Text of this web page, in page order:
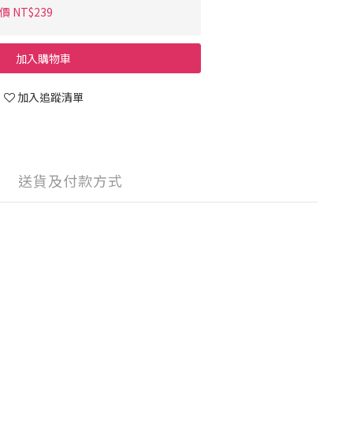
NT$239
加入購物車
加入追蹤清單
送貨及付款方式